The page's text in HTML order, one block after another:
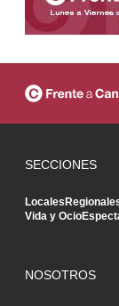
SECCIONES
Locales
Vida y Ocio
NOSOTROS